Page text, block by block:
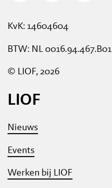
KvK: 14604604
BTW: NL 0016.94.467.B01
© LIOF, 2026
LIOF
Nieuws
Events
Werken bij LIOF